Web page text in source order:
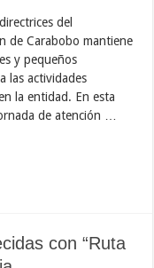
del
de Carabobo mantiene
y pequeños
las actividades
la entidad. En esta
de atención …
con “Ruta